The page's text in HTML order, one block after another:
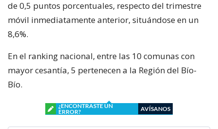
de 0,5 puntos porcentuales, respecto del trimestre
móvil inmediatamente anterior, situándose en un
8,6%.
En el ranking nacional, entre las 10 comunas con
mayor cesantía, 5 pertenecen a la Región del Bío-
Bío.
¿ENCONTRASTE UN
ERROR?
AVÍSANOS